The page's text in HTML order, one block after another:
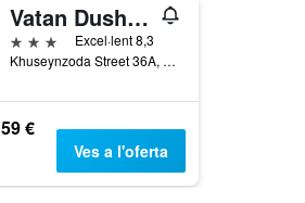
Vatan Dushanbe Hotel
3 estrellesExcel·lent 8,3
Khuseynzoda Street 36A, Dushanbe, Tadjikistan
59 €
Ves a l'oferta